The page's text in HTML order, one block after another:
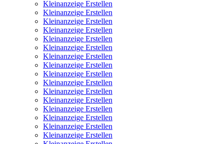
Kleinanzeige Erstellen
Kleinanzeige Erstellen
Kleinanzeige Erstellen
Kleinanzeige Erstellen
Kleinanzeige Erstellen
Kleinanzeige Erstellen
Kleinanzeige Erstellen
Kleinanzeige Erstellen
Kleinanzeige Erstellen
Kleinanzeige Erstellen
Kleinanzeige Erstellen
Kleinanzeige Erstellen
Kleinanzeige Erstellen
Kleinanzeige Erstellen
Kleinanzeige Erstellen
Kleinanzeige Erstellen